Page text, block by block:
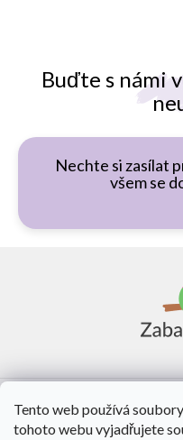
Tento web používá
tohoto webu vyjadřujete
Buďte s námi
Nechte si zasílat
všem se
O nás